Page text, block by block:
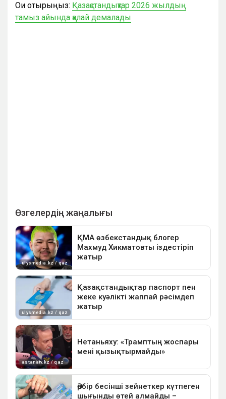
Оқи отырыңыз: Қазақстандықтар 2026 жылдың
тамыз айында қалай демалады